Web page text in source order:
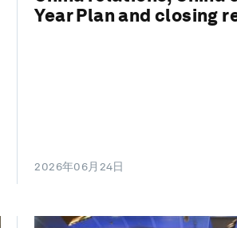
Year Plan and closing
2026年06月24日